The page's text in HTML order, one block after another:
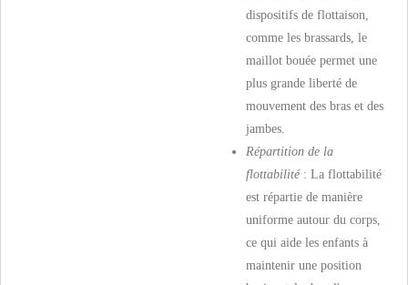
dispositifs de flottaison,
comme les brassards, le
maillot bouée permet une
plus grande liberté de
mouvement des bras et des
jambes.
Répartition de la
flottabilité : La flottabilité
est répartie de manière
uniforme autour du corps,
ce qui aide les enfants à
maintenir une position